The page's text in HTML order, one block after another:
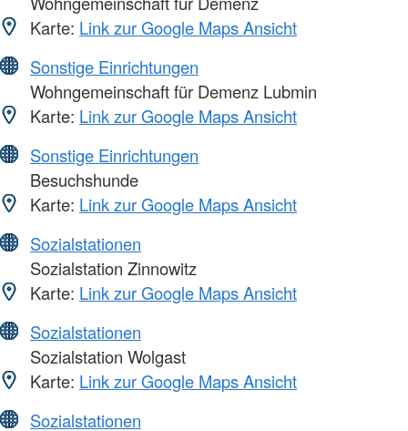
Karte: Link zur Google Maps Ansicht
Sonstige Einrichtungen
Wohngemeinschaft für Demenz Lubmin
Karte: Link zur Google Maps Ansicht
Sonstige Einrichtungen
Besuchshunde
Karte: Link zur Google Maps Ansicht
Sozialstationen
Sozialstation Zinnowitz
Karte: Link zur Google Maps Ansicht
Sozialstationen
Sozialstation Wolgast
Karte: Link zur Google Maps Ansicht
Sozialstationen